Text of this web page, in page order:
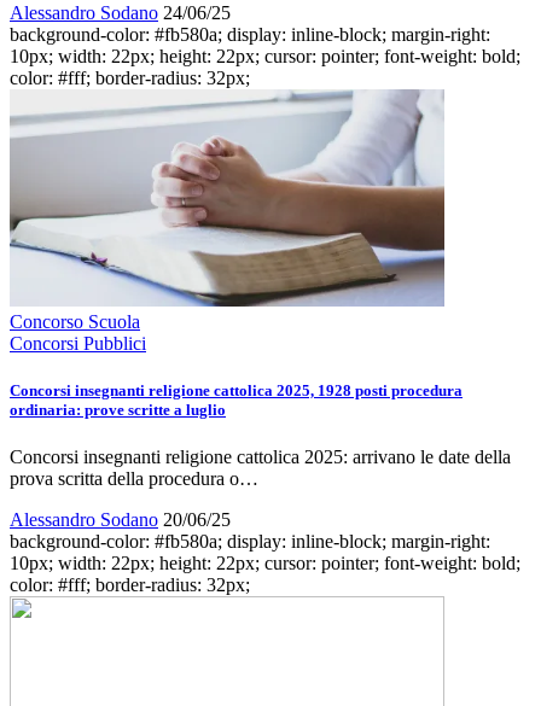
Alessandro Sodano 24/06/25
background-color: #fb580a; display: inline-block; margin-right:
10px; width: 22px; height: 22px; cursor: pointer; font-weight: bold;
color: #fff; border-radius: 32px;
Concorso Scuola
Concorsi Pubblici
Concorsi insegnanti religione cattolica 2025, 1928 posti procedura
ordinaria: prove scritte a luglio
Concorsi insegnanti religione cattolica 2025: arrivano le date della
prova scritta della procedura o…
Alessandro Sodano 20/06/25
background-color: #fb580a; display: inline-block; margin-right:
10px; width: 22px; height: 22px; cursor: pointer; font-weight: bold;
color: #fff; border-radius: 32px;